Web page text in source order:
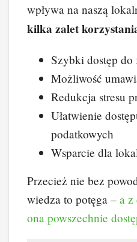
wpływa na naszą
kilka zalet
Szybki dostęp
Możliwość
Redukcja stresu
Ułatwienie
podatkowych
Wsparcie dla
Przecież nie bez
wiedza to potęga – a z
ona powszechnie